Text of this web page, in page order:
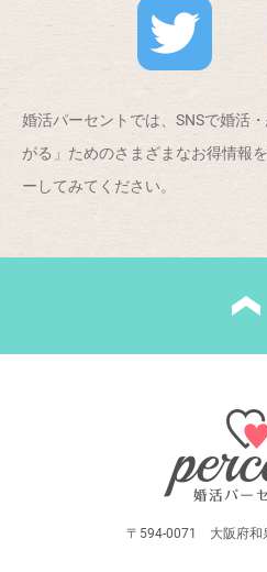
婚活パーセントでは、SNSで婚活
がる」ためのさまざまなお得情報
ーしてみてください。
〒594-0071 大阪府和